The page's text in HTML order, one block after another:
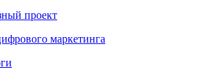
проект
маркетинга